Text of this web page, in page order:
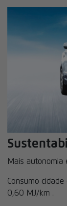
Mais autonomia
Consumo
0,60 MJ/km .